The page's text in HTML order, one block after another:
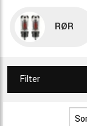
RØR
Filter